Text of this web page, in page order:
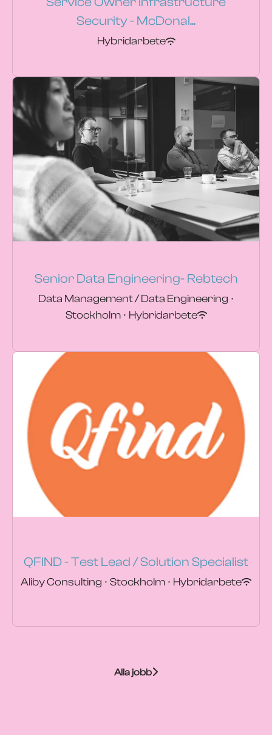
Security - McDonal...
Hybridarbete
Senior Data Engineering- Rebtech
Data Management / Data Engineering ·
Stockholm · Hybridarbete
QFIND - Test Lead / Solution Specialist
Aliby Consulting · Stockholm · Hybridarbete
Alla jobb